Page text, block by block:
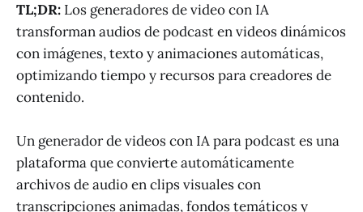
TL;DR: Los generadores de video con IA
transforman audios de podcast en videos dinámicos
con imágenes, texto y animaciones automáticas,
optimizando tiempo y recursos para creadores de
contenido.
Un generador de videos con IA para podcast es una
plataforma que convierte automáticamente
archivos de audio en clips visuales con
transcripciones animadas, fondos temáticos y